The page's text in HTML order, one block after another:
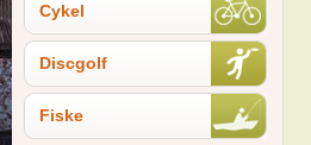
Cykel
Discgolf
Fiske